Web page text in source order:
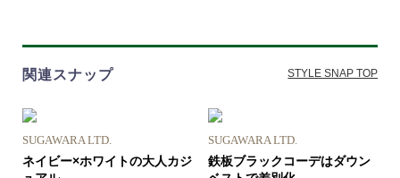
関連スナップ STYLE SNAP TOP
SUGAWARA LTD.
ネイビー×ホワイトの大人カジ
SUGAWARA LTD.
鉄板ブラックコーデはダウン